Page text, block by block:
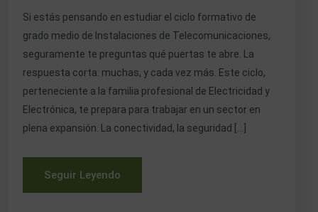
Si estás pensando en estudiar el ciclo formativo de
grado medio de Instalaciones de Telecomunicaciones,
seguramente te preguntas qué puertas te abre. La
respuesta corta: muchas, y cada vez más. Este ciclo,
perteneciente a la familia profesional de Electricidad y
Electrónica, te prepara para trabajar en un sector en
plena expansión. La conectividad, la seguridad […]
Seguir Leyendo